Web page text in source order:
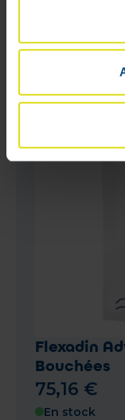
Flexadin
Bouchées
75,16 €
En stock